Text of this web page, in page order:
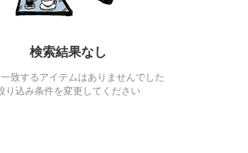
検索結果なし
致するアイテムはありませんでした
り込み条件を変更してください